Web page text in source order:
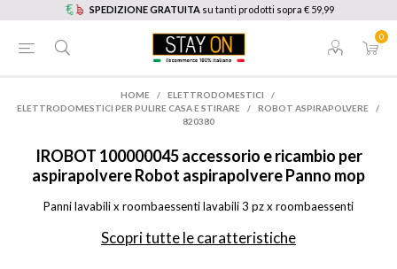
SPEDIZIONE GRATUITA su tanti prodotti sopra € 59,99
0
HOME / ELETTRODOMESTICI
/
ELETTRODOMESTICI PER PULIRE CASA E STIRARE
/ ROBOT ASPIRAPOLVERE
/
820380
IROBOT 100000045 accessorio e ricambio per
aspirapolvere Robot aspirapolvere Panno mop
Panni lavabili x roombaessenti lavabili 3 pz x roombaessenti
Scopri tutte le caratteristiche